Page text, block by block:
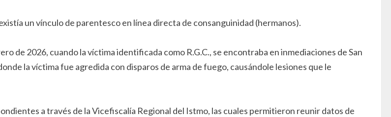
un vínculo de parentesco en línea directa de consanguinidad (hermanos).
de 2026, cuando la víctima identificada como R.G.C., se encontraba en inmediaciones de San
la víctima fue agredida con disparos de arma de fuego, causándole lesiones que le
a través de la Vicefiscalía Regional del Istmo, las cuales permitieron reunir datos de